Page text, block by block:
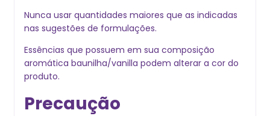
Nunca usar quantidades maiores que as indicadas
nas sugestões de formulações.
Essências que possuem em sua composição
aromática baunilha/vanilla podem alterar a cor do
produto.
Precaução